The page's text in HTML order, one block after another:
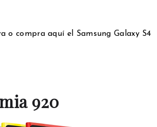
o compra aquí el Samsung Galaxy S4
920